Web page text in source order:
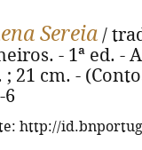
Sereia /
- 1ª ed. -
21 cm. -
6
http://